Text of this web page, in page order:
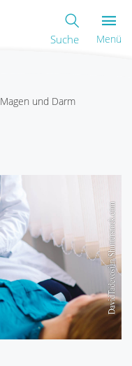
Suche Menü
Magen und Darm